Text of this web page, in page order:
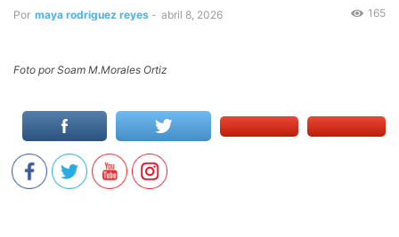
Por maya rodriguez reyes - abril 8, 2026 165
Foto por Soam M.Morales Ortiz